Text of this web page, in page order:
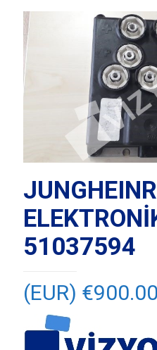
51037594
(EUR) €900.00